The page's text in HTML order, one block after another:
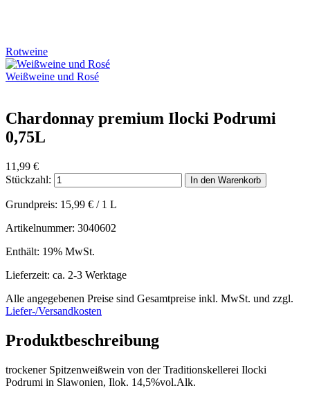
Rotweine
Weißweine und Rosé
Chardonnay premium Ilocki Podrumi
0,75L
11,99 €
Stückzahl:
In den Warenkorb
Grundpreis: 15,99 € / 1 L
Artikelnummer: 3040602
Enthält: 19% MwSt.
Lieferzeit: ca. 2-3 Werktage
Alle angegebenen Preise sind Gesamtpreise inkl. MwSt. und zzgl.
Liefer-/Versandkosten
Produktbeschreibung
trockener Spitzenweißwein von der Traditionskellerei Ilocki
Podrumi in Slawonien, Ilok. 14,5%vol.Alk.